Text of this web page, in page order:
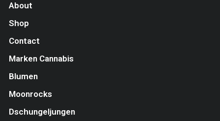
About
Shop
Contact
Marken Cannabis
Blumen
Moonrocks
Dschungeljungen